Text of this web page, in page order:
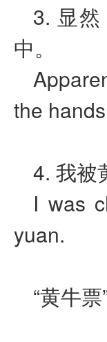
3. 显
中。
the
4. 我被
I was
yuan.
“黄牛